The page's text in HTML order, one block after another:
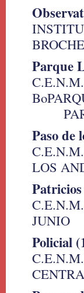
Parque
Paso de
LOS
Patricios
JUNIO
Policial